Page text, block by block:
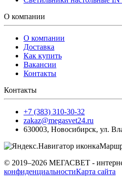
О компании
О компании
Доставка
Как купить
Вакансии
Контакты
Контакты
+7 (383) 310-30-32
zakaz@megasvet24.ru
630003, Новосибирск, ул.
© 2019–2026 МЕГАСВЕТ -
конфиденциальностиКарта сайта